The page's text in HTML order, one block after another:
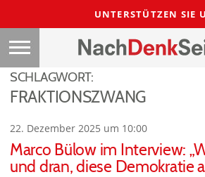
UNTERSTÜTZEN SIE
SCHLAGWORT:
FRAKTIONSZWANG
22. Dezember 2025 um 10:00
Marco Bülow im Interview:
und dran, diese Demokratie